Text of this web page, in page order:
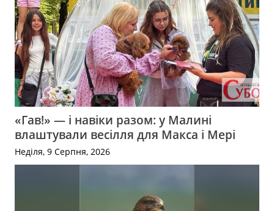
«Гав!» — і навіки разом: у Малині
влаштували весілля для Макса і Мері
Неділя, 9 Серпня, 2026